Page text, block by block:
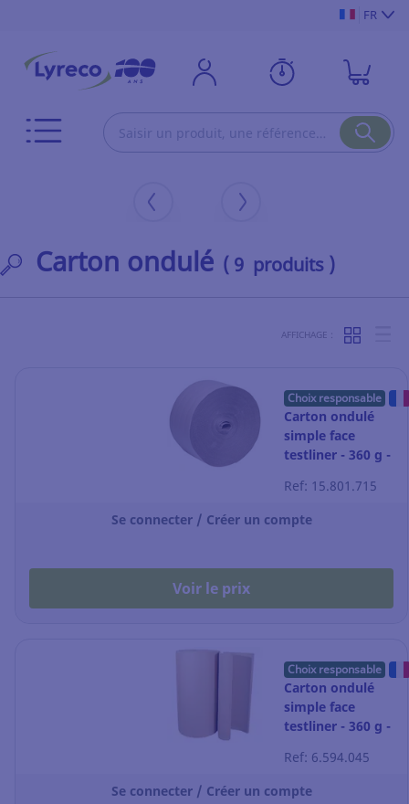
FR
Carton ondulé ( 9 produits )
AFFICHAGE :
Choix responsable
Carton ondulé
simple face
testliner - 360 g -
x 50 cm
Ref: 15.801.715
Se connecter / Créer un compte
Voir le prix
Choix responsable
Carton ondulé
simple face
testliner - 360 g -
x 50 m
Ref: 6.594.045
Se connecter / Créer un compte